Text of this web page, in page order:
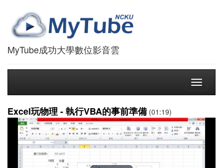
MyTube成功大學數位影音雲
Toggle
Excel玩物理 - 執行VBA的事前準備(01:19)